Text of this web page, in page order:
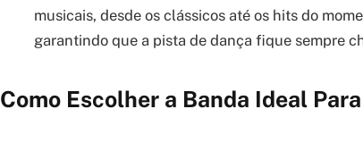
musicais, desde os clássicos até os hits do
garantindo que a pista de dança fique sempre
Como Escolher a Banda Ideal